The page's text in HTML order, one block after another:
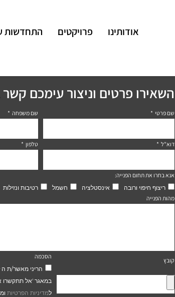
אודותינו פרויקטים התחדשות
השאירו פרטים וניצור עימכם
שם פרטי שם משפחה
דוא"ל טלפון
אנא בחרו את תחום הפנייה:
ריצוף חיפוי ורובה
אינסטלציה חשמל רטיבות ונזילות
מהות הפנייה
קובץ
הסכמה
הריני מאשר/ת ה
במאגר 'אל תתקשרו
למדיניות הפרטיות